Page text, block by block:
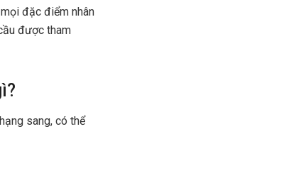
đặc điểm nhân
được tham
sang, có thể